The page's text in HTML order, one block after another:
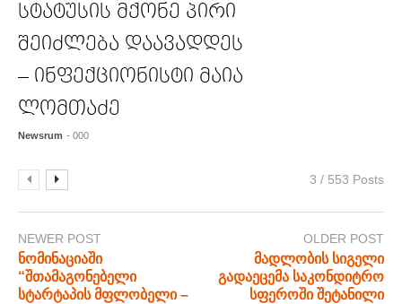
სტატუსის მქონე პირი
შეიძლება დაავადდეს
– ინფექციონისტი მაია
ლომთაძე
Newsrum - 000
3 / 553 Posts
NEWER POST
ნომინაციაში
“შთამაგონებელი
სტარტაპის მფლობელი –
OLDER POST
მადლობის სიგელი
გადაეცემა საკონდიტრო
სფეროში შეტანილი